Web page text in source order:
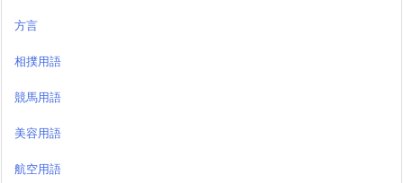
方言
相撲用語
競馬用語
美容用語
航空用語